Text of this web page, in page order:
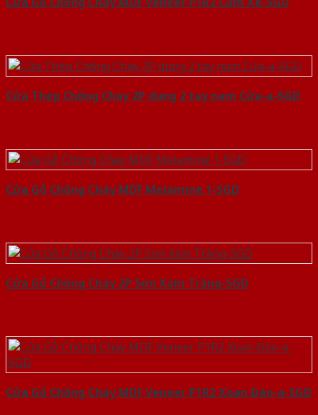
Cửa Thép Chống Cháy 2P dung 2 tay nam Cửa-a-SGD
Cửa Gỗ Chống Cháy MDF Melamine 1-SGD
Cửa Gỗ Chống Cháy 2P Sơn Xám Trắng-SGD
Cửa Gỗ Chống Cháy MDF Veneer P1R2 Xoan Đào-a-SGD